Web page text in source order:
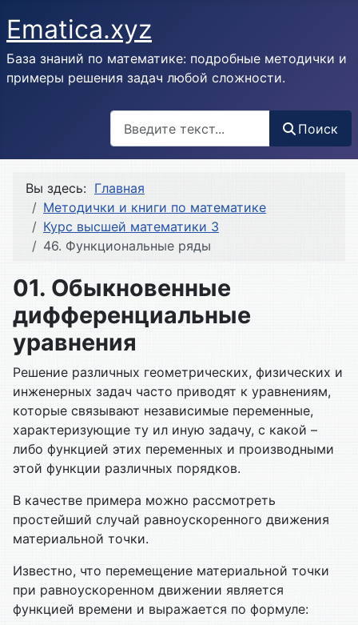
Ematica.xyz
База знаний по математике: подробные методички и
примеры решения задач любой сложности.
Поиск
Вы здесь: Главная
Методички и книги по математике
Курс высшей математики 3
46. Функциональные ряды
01. Обыкновенные
дифференциальные
уравнения
Решение различных геометрических, физических и
инженерных задач часто приводят к уравнениям,
которые связывают независимые переменные,
характеризующие ту ил иную задачу, с какой –
либо функцией этих переменных и производными
этой функции различных порядков.
В качестве примера можно рассмотреть
простейший случай равноускоренного движения
материальной точки.
Известно, что перемещение материальной точки
при равноускоренном движении является
функцией времени и выражается по формуле: